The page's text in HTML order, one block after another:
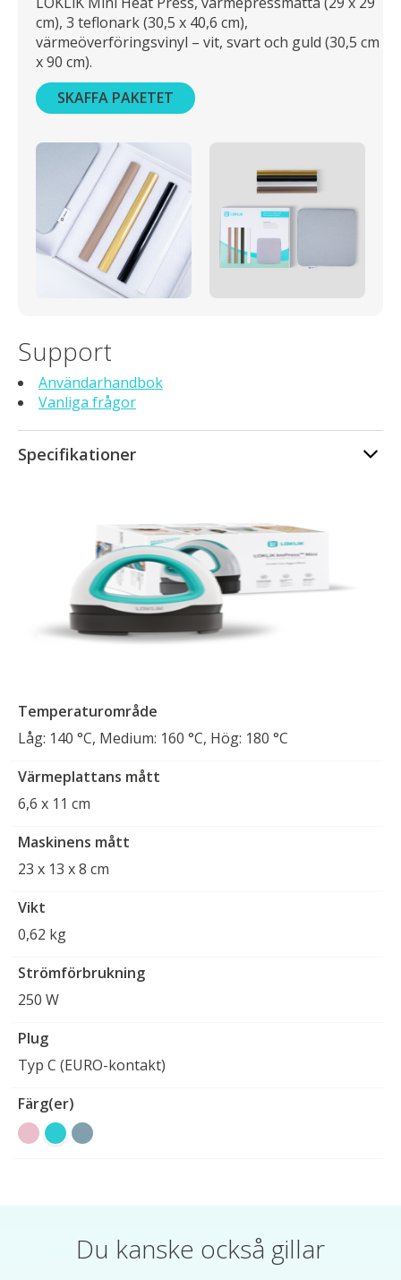
cm), 3 teflonark (30,5 x 40,6 cm),
värmeöverföringsvinyl – vit, svart och guld (30,5 cm
x 90 cm).
SKAFFA PAKETET
Support
Användarhandbok
Vanliga frågor
Specifikationer
Temperaturområde
Låg: 140 °C, Medium: 160 °C, Hög: 180 °C
Värmeplattans mått
6,6 x 11 cm
Maskinens mått
23 x 13 x 8 cm
Vikt
0,62 kg
Strömförbrukning
250 W
Plug
Typ C (EURO-kontakt)
Färg(er)
Du kanske också gillar